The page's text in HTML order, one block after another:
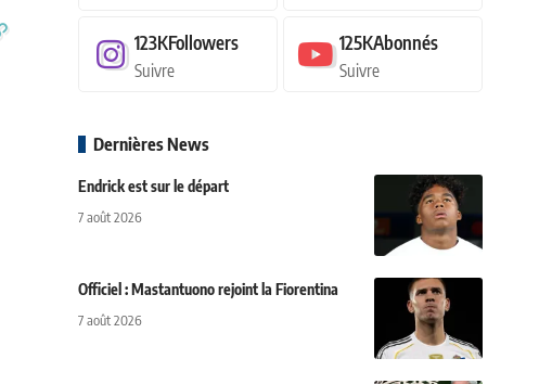
123KFollowers
Suivre
125KAbonnés
Suivre
Dernières News
Endrick est sur le départ
7 août 2026
Officiel : Mastantuono rejoint la Fiorentina
7 août 2026